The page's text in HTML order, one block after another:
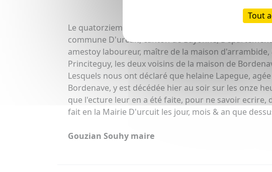
Le quatorzieme jour du mois de septembre, L'an Mil
commune D'urcuit, canton de Bayonne,
amestoy laboureur, maître de la maison
Princiteguy, les deux voisins de la maison de
Lesquels nous ont déclaré que helaine Lapegue,
Bordenave, y est décédée hier au soir sur les onze
que l'ecture leur en a été faite, pour ne savoir ecrire,
fait en la Mairie D'urcuit les jour, mois & an que
Gouzian Souhy maire
Tout